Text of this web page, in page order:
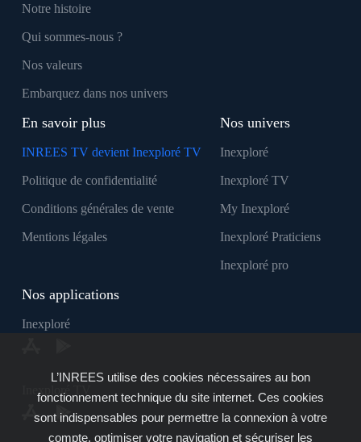
Notre histoire
Qui sommes-nous ?
Nos valeurs
Embarquez dans nos univers
En savoir plus
INREES TV devient Inexploré TV
Politique de confidentialité
Conditions générales de vente
Mentions légales
Nos univers
Inexploré
Inexploré TV
My Inexploré
Inexploré Praticiens
Inexploré pro
Nos applications
Inexploré
Inexploré TV
L’INREES utilise des cookies nécessaires au bon
fonctionnement technique du site internet. Ces cookies
sont indispensables pour permettre la connexion à votre
compte, optimiser votre navigation et sécuriser les